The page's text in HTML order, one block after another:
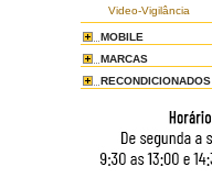
Video-Vigilância
MOBILE
MARCAS
RECONDICIONADOS